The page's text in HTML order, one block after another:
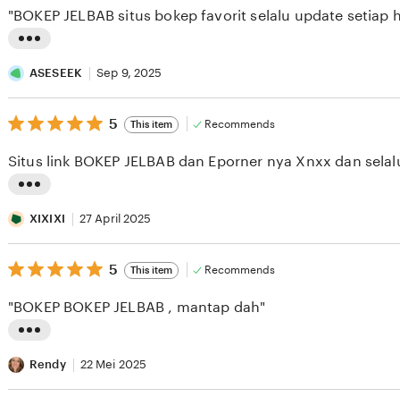
5
stars
i
s
t
n
r
e
v
e
b
y
"BOKEP JELBAB situs bokep favorit selalu update setiap
ASESEEK Sep 9, 2025
5
out
5
stars
5 This item Recommends
i
s
t
n
r
e
Situs link BOKEP JELBAB dan Eporner nya Xnxx dan
XIXIXI 27 April 2025
5
out
5
stars
5 This item Recommends
i
s
"BOKEP BOKEP JELBAB , mantap dah"
Rendy 22 Mei 2025